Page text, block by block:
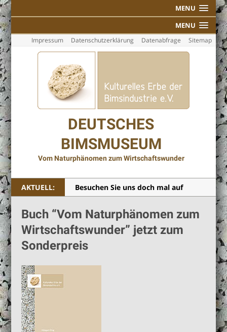
MENU
MENU
Impressum Datenschutzerklärung Datenabfrage Sitemap
DEUTSCHES
BIMSMUSEUM
Vom Naturphänomen zum Wirtschaftswunder
AKTUELL:
Besuchen Sie uns doch mal auf
Individuelle Führungen
Buch “Vom Naturphänomen zum
Buch “Vom Naturphänomen zum
Wirtschaftswunder” jetzt zum
Sonderpreis